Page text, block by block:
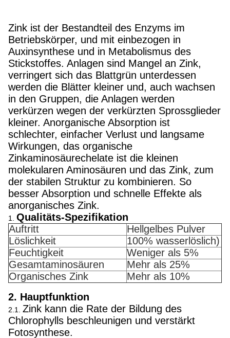
Zink ist der Bestandteil des Enzyms im
Betriebskörper, und mit einbezogen in
Auxinsynthese und in Metabolismus des
Stickstoffes. Anlagen sind Mangel an Zink,
verringert sich das Blattgrün unterdessen
werden die Blätter kleiner und, auch wachsen
in den Gruppen, die Anlagen werden
verkürzen wegen der verkürzten Sprossglieder
kleiner. Anorganische Absorption ist
schlechter, einfacher Verlust und langsame
Wirkungen, das organische
Zinkaminosäurechelate ist die kleinen
molekularen Aminosäuren und das Zink, zum
der stabilen Struktur zu kombinieren. So
besser Absorption und schnelle Effekte als
anorganisches Zink.
1. Qualitäts-Spezifikation
Auftritt
Hellgelbes Pulver
Löslichkeit
100% wasserlöslich)
Feuchtigkeit
Weniger als 5%
Gesamtaminosäuren
Mehr als 25%
Organisches Zink
Mehr als 10%
2. Hauptfunktion
2.1. Zink kann die Rate der Bildung des
Chlorophylls beschleunigen und verstärkt
Fotosynthese.